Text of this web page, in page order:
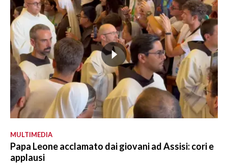
MULTIMEDIA
Papa Leone acclamato dai giovani ad Assisi: cori e
applausi